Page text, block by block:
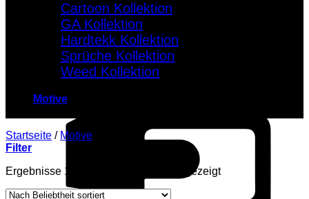
Cartoon Kollektion
GA Kollektion
Hardtekk Kollektion
Sprüche Kollektion
Weed Kollektion
Motive
Startseite / Motive
Afterhour
Filter
Ergebnisse 1 – 12 von 20 werden angezeigt